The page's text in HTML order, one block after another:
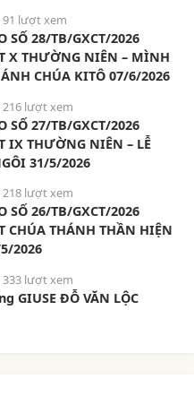
lượt xem
SỐ 28/TB/GXCT/2026
X THƯỜNG NIÊN – MÌNH
CHÚA KITÔ 07/6/2026
lượt xem
SỐ 27/TB/GXCT/2026
IX THƯỜNG NIÊN – LỄ
31/5/2026
lượt xem
SỐ 26/TB/GXCT/2026
CHÚA THÁNH THẦN HIỆN
2026
lượt xem
GIUSE ĐỖ VĂN LỘC